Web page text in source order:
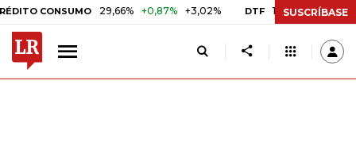
29,66% +0,87% +3,02% DTF 10,34% +0,10% +0,98%
SUSCRÍBASE